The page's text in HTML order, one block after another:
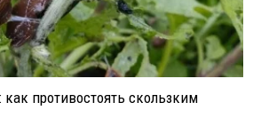
противостоять скользким